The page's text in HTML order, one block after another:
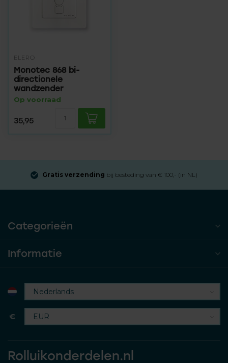
ELERO
Monotec 868 bi-
directionele
wandzender
Op voorraad
35,95
Gratis verzending bij besteding van € 100,- (in NL)
Categorieën
Informatie
€
Rolluikonderdelen.nl